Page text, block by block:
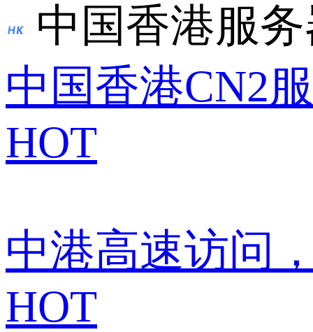
中国香港服
中国香港CN2
HOT
中港高速访问
HOT